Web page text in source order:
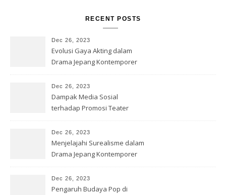
RECENT POSTS
Dec 26, 2023
Evolusi Gaya Akting dalam
Drama Jepang Kontemporer
Dec 26, 2023
Dampak Media Sosial
terhadap Promosi Teater
Dec 26, 2023
Menjelajahi Surealisme dalam
Drama Jepang Kontemporer
Dec 26, 2023
Pengaruh Budaya Pop di